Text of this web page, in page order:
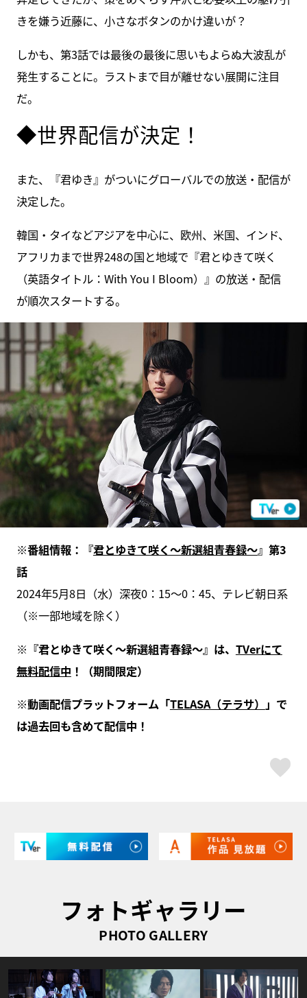
きを嫌う近藤に、小さなボタンのかけ違いが？
しかも、第3話では最後の最後に思いもよらぬ大波乱が
発生することに。ラストまで目が離せない展開に注目
だ。
◆世界配信が決定！
また、『君ゆき』がついにグローバルでの放送・配信が
決定した。
韓国・タイなどアジアを中心に、欧州、米国、インド、
アフリカまで世界248の国と地域で『君とゆきて咲く
（英語タイトル：With You I Bloom）』の放送・配信
が順次スタートする。
※番組情報：『君とゆきて咲く～新選組青春録～』第3
話
2024年5月8日（水）深夜0：15～0：45、テレビ朝日系
（※一部地域を除く）
※『君とゆきて咲く～新選組青春録～』は、 TVerにて
無料配信中 ！（期間限定）
※動画配信プラットフォーム「TELASA（テラサ） 」で
は過去回も含めて配信中！
フォトギャラリー
PHOTO GALLERY